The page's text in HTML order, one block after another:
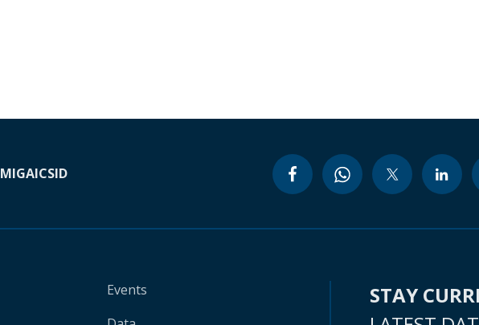
MIGAICSID
Events
STAY